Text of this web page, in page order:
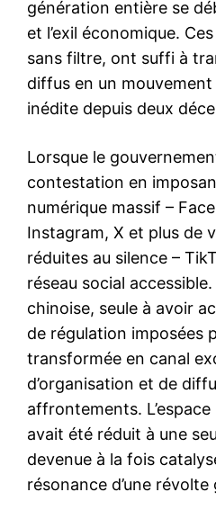
génération entière se
et l’exil économique.
sans filtre, ont suffi à
diffus en un mouvement
inédite depuis deux
Lorsque le
contestation en
numérique massif –
Instagram, X et plus de
réduites au silence –
réseau social
chinoise, seule à avoir
de régulation imposées
transformée en canal
d’organisation et de
affrontements.
avait été réduit à une
devenue à la fois
résonance d’une